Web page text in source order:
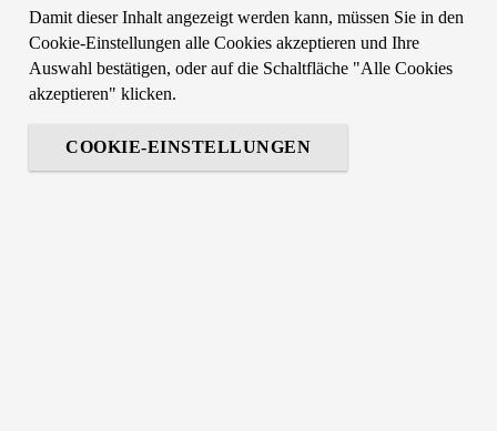
Damit dieser Inhalt angezeigt werden kann, müssen Sie in den
Cookie-Einstellungen alle Cookies akzeptieren und Ihre
Auswahl bestätigen, oder auf die Schaltfläche "Alle Cookies
akzeptieren" klicken.
COOKIE-EINSTELLUNGEN